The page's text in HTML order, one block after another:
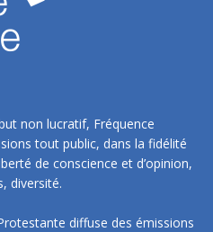
non lucratif, Fréquence
tout public, dans la fidélité
de conscience et d’opinion,
diversité.
diffuse des émissions